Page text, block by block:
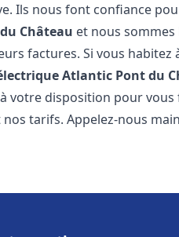
Ils nous font confiance
Château et nous
factures. Si vous habitez
Atlantic Pont du
votre disposition pour
tarifs. Appelez-nous